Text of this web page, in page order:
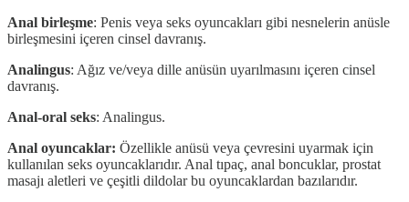
Anal birleşme: Penis veya seks oyuncakları gibi nesnelerin anüsle
birleşmesini içeren cinsel davranış.
Analingus: Ağız ve/veya dille anüsün uyarılmasını içeren cinsel
davranış.
Anal-oral seks: Analingus.
Anal oyuncaklar: Özellikle anüsü veya çevresini uyarmak için
kullanılan seks oyuncaklarıdır. Anal tıpaç, anal boncuklar, prostat
masajı aletleri ve çeşitli dildolar bu oyuncaklardan bazılarıdır.